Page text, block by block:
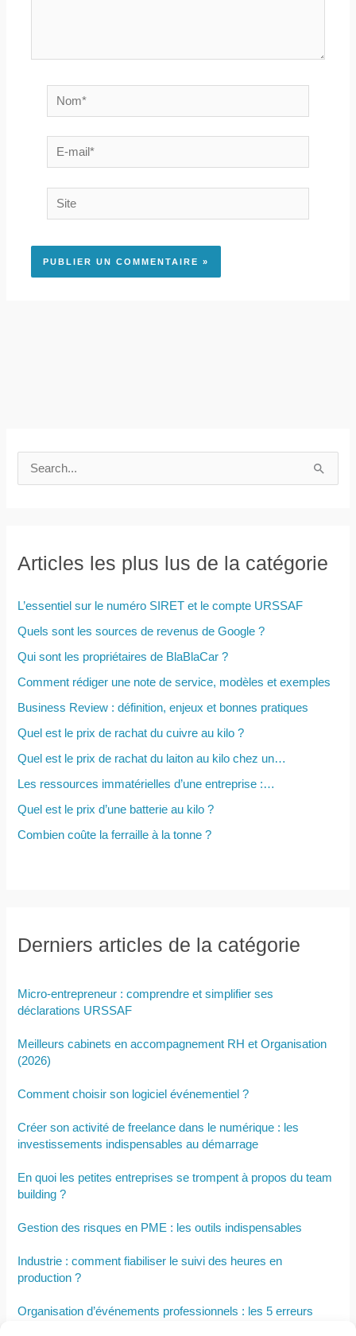
Nom*
E-
mail*
Site
e
e
c
:
Articles les plus lus de la catégorie
L’essentiel sur le numéro SIRET et le compte URSSAF
Quels sont les sources de revenus de Google ?
Qui sont les propriétaires de BlaBlaCar ?
Comment rédiger une note de service, modèles et exemples
Business Review : définition, enjeux et bonnes pratiques
Quel est le prix de rachat du cuivre au kilo ?
Quel est le prix de rachat du laiton au kilo chez un…
Les ressources immatérielles d’une entreprise :…
Quel est le prix d’une batterie au kilo ?
Combien coûte la ferraille à la tonne ?
Derniers articles de la catégorie
Micro-entrepreneur : comprendre et simplifier ses
déclarations URSSAF
Meilleurs cabinets en accompagnement RH et Organisation
(2026)
Comment choisir son logiciel événementiel ?
Créer son activité de freelance dans le numérique : les
investissements indispensables au démarrage
En quoi les petites entreprises se trompent à propos du team
building ?
Gestion des risques en PME : les outils indispensables
Industrie : comment fiabiliser le suivi des heures en
production ?
Organisation d’événements professionnels : les 5 erreurs